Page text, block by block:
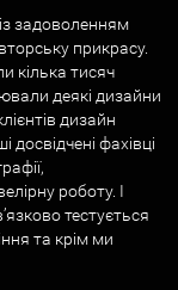
задоволенням
прикрасу.
кілька тисяч
деякі дизайни
дизайн
фахівці
роботу. І
тестується
та крім ми